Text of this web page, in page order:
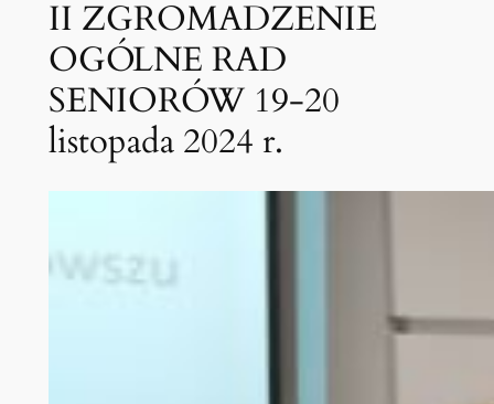
II ZGROMADZENIE
OGÓLNE RAD
SENIORÓW 19-20
listopada 2024 r.